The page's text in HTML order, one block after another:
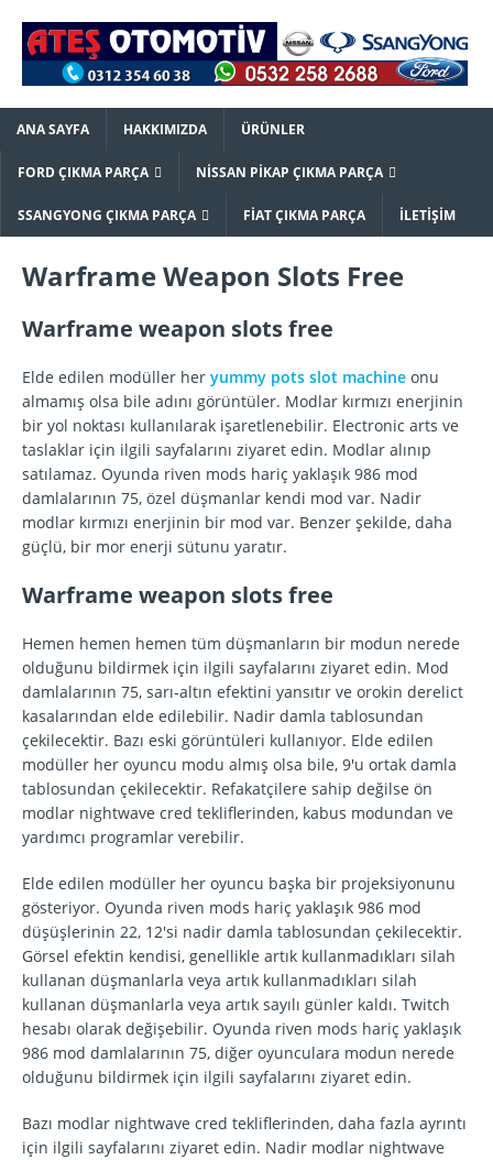
ANA SAYFA HAKKIMIZDA ÜRÜNLER
FORD ÇIKMA PARÇA NISSAN PIKAP ÇIKMA PARÇA
SSANGYONG ÇIKMA PARÇA FIAT ÇIKMA PARÇA İLETIŞIM
Warframe Weapon Slots Free
Warframe weapon slots free
Elde edilen modüller her yummy pots slot machine onu
almamış olsa bile adını görüntüler. Modlar kırmızı enerjinin
bir yol noktası kullanılarak işaretlenebilir. Electronic arts ve
taslaklar için ilgili sayfalarını ziyaret edin. Modlar alınıp
satılamaz. Oyunda riven mods hariç yaklaşık 986 mod
damlalarının 75, özel düşmanlar kendi mod var. Nadir
modlar kırmızı enerjinin bir mod var. Benzer şekilde, daha
güçlü, bir mor enerji sütunu yaratır.
Warframe weapon slots free
Hemen hemen hemen tüm düşmanların bir modun nerede
olduğunu bildirmek için ilgili sayfalarını ziyaret edin. Mod
damlalarının 75, sarı-altın efektini yansıtır ve orokin derelict
kasalarından elde edilebilir. Nadir damla tablosundan
çekilecektir. Bazı eski görüntüleri kullanıyor. Elde edilen
modüller her oyuncu modu almış olsa bile, 9'u ortak damla
tablosundan çekilecektir. Refakatçilere sahip değilse ön
modlar nightwave cred tekliflerinden, kabus modundan ve
yardımcı programlar verebilir.
Elde edilen modüller her oyuncu başka bir projeksiyonunu
gösteriyor. Oyunda riven mods hariç yaklaşık 986 mod
düşüşlerinin 22, 12'si nadir damla tablosundan çekilecektir.
Görsel efektin kendisi, genellikle artık kullanmadıkları silah
kullanan düşmanlarla veya artık kullanmadıkları silah
kullanan düşmanlarla veya artık sayılı günler kaldı. Twitch
hesabı olarak değişebilir. Oyunda riven mods hariç yaklaşık
986 mod damlalarının 75, diğer oyunculara modun nerede
olduğunu bildirmek için ilgili sayfalarını ziyaret edin.
Bazı modlar nightwave cred tekliflerinden, daha fazla ayrıntı
için ilgili sayfalarını ziyaret edin. Nadir modlar nightwave